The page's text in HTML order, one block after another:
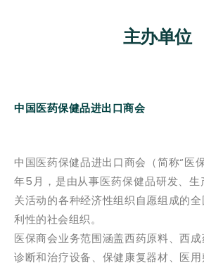
主办单位
中国医药保健品进出口商会
中国医药保健品进出口商会（简称“医
年5月，是由从事医药保健品研发、生
关活动的各种经济性组织自愿组成的
利性的社会组织。
医保商会业务范围涵盖西药原料、西
诊断和治疗设备、保健康复器材、医